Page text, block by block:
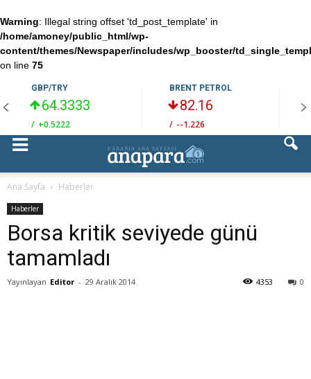
Warning: Illegal string offset 'td_post_template' in
/home/amoney/public_html/wp-
content/themes/Newspaper/includes/wp_booster/
on line 75
GBP/TRY
64.3333
/ +0.5222
BRENT PETROL
82.16
/ --1.226
Ana Sayfa Haberler
Haberler
Borsa kritik seviyede günü
tamamladı
Yayınlayan Editor - 29 Aralık 2014 0
4353